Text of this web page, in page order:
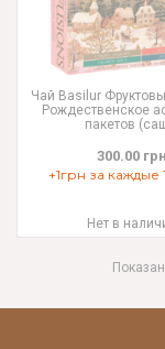
Чай Basilur
Рождественское
пакетов
300.00 грн
+1грн за каждые
Нет в